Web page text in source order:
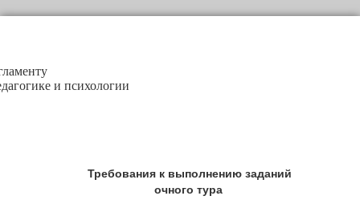
и психологии
Требования к выполнению заданий
очного тура